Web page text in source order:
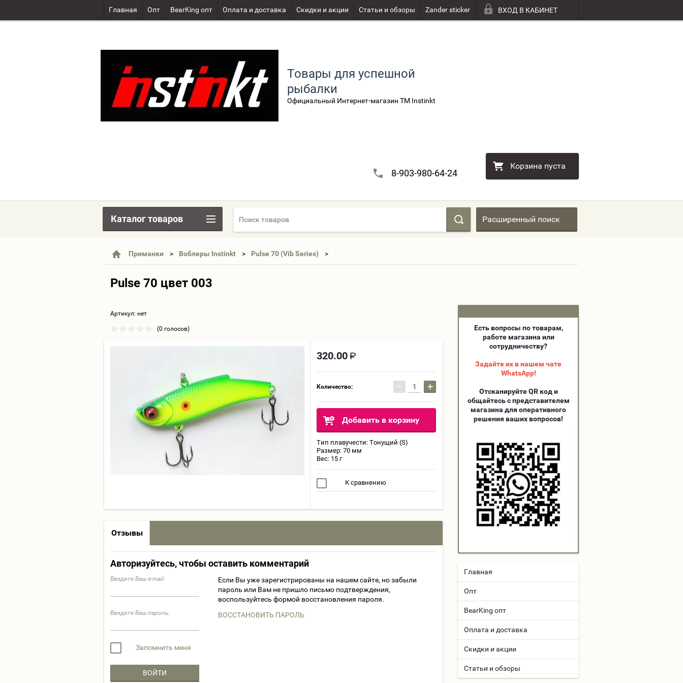
Главная Опт BearKing опт Оплата и доставка Скидки и акции Статьи и обзоры Zander sticker ВХОД В КАБИНЕТ
Товары для успешной
рыбалки
Официальный Интернет-магазин TM Instinkt
8-903-980-64-24
Корзина пуста
Расширенный поиск
Приманки Воблеры Instinkt Pulse 70 (Vib Series)
Pulse 70 цвет 003
Артикул: нет
(0 голосов)
320.00
Количество: − +
Добавить в корзину
Тип плавучести: Тонущий (S)
Размер: 70 мм
Вес: 15 г
К сравнению
Отзывы
Авторизуйтесь, чтобы оставить комментарий
Введите Ваш e-mail:
Введите Ваш пароль:
Запомнить меня
ВОЙТИ
Если Вы уже зарегистрированы на нашем сайте, но забыли
пароль или Вам не пришло письмо подтверждения,
воспользуйтесь формой восстановления пароля.
ВОССТАНОВИТЬ ПАРОЛЬ
Каталог товаров
Есть вопросы по товарам,
работе магазина или
сотрудничеству?
Задайте их в нашем чате
WhatsApp!
Отсканируйте QR код и
общайтесь с представителем
магазина для оперативного
решения ваших вопросов!
Главная
Опт
BearKing опт
Оплата и доставка
Скидки и акции
Статьи и обзоры